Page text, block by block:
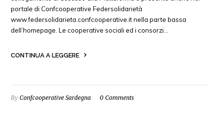
portale di Confcooperative Federsolidarietà
www.federsolidarieta.confcooperative.it nella parte bassa
dell’homepage. Le cooperative sociali ed i consorzi…
CONTINUA A LEGGERE
ByConfcooperative Sardegna 0 Comments